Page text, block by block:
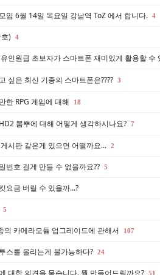
임 6월 14일 목요일 강남역 ToZ 에서 합니다. 4
) 4
인원급 초보자가 스마트폰 재미있게 활용할 수
싶은 최신 기종의 스마트폰은???? 3
한 RPG 게임에 대해 18
뽐뿌에 대해 어떻게 생각하시나요? 7
시판 같은게 있으면 어떨까요... 2
번호 걸게 만들 수 없을까요?? 5
요금 버릴 수 있을까...?
5
의 카메라모듈 업그레이드에 관해서 107
스를 올리는게 불가능하다? 24
대한 의견을 묻습니다. 뭘 만들어드릴까요? 51